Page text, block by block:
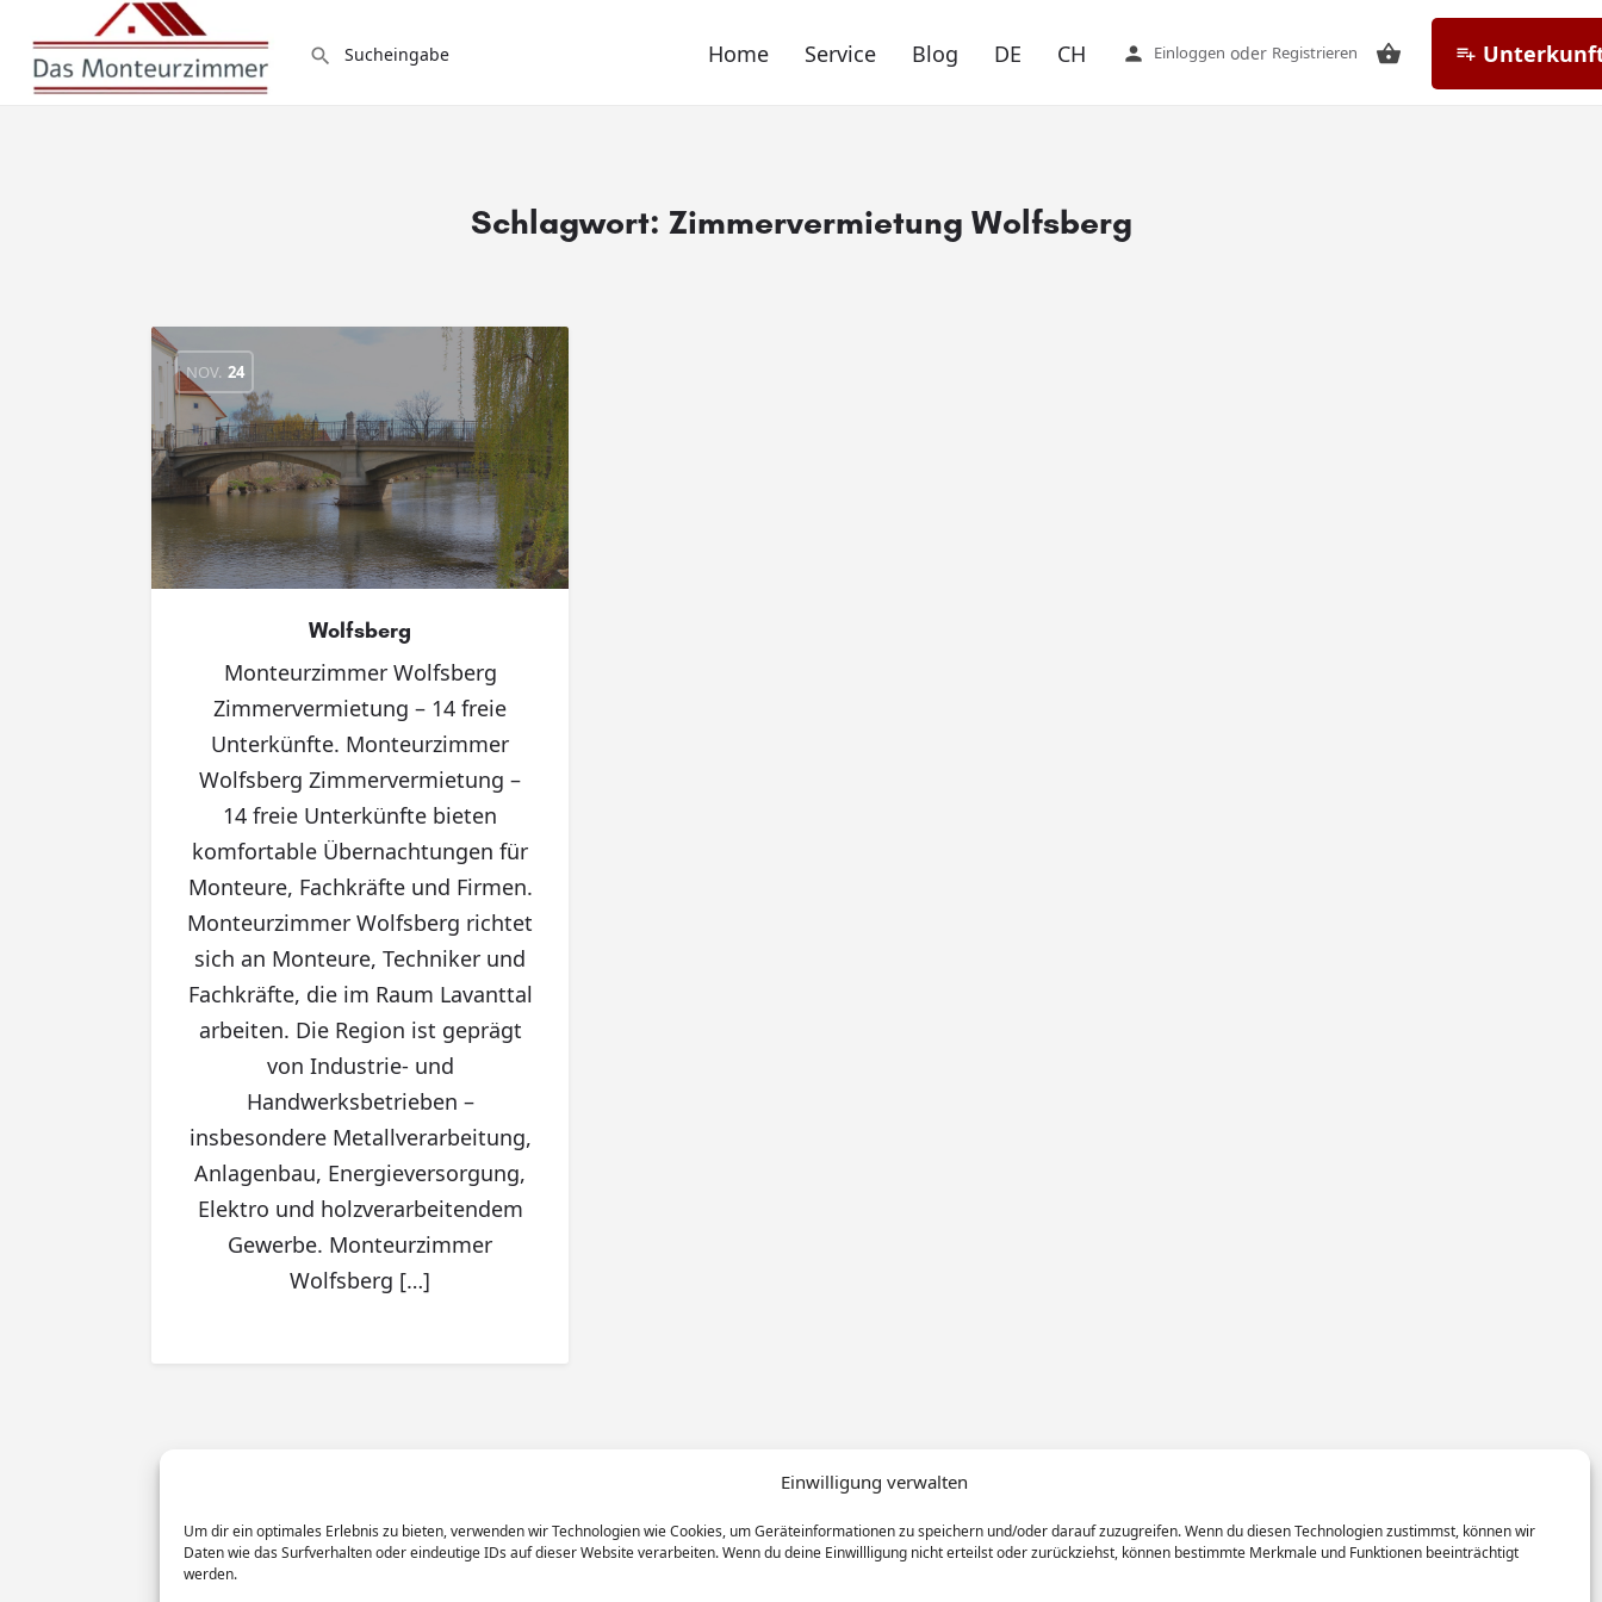
Einwilligung verwalten
Um dir ein optimales Erlebnis zu bieten, verwenden wir Technologien wie Cookies, um Geräteinformationen zu speichern und/oder darauf zuzugreifen. Wenn du diesen Technologien zustimmst, können wir
Daten wie das Surfverhalten oder eindeutige IDs auf dieser Website verarbeiten. Wenn du deine Einwillligung nicht erteilst oder zurückziehst, können bestimmte Merkmale und Funktionen beeinträchtigt
werden.
Home Service Blog DE CH Einloggen oder Registrieren
Schlagwort: Zimmervermietung Wolfsberg
NOV. 24
Wolfsberg
Monteurzimmer Wolfsberg
Zimmervermietung – 14 freie
Unterkünfte. Monteurzimmer
Wolfsberg Zimmervermietung –
14 freie Unterkünfte bieten
komfortable Übernachtungen für
Monteure, Fachkräfte und Firmen.
Monteurzimmer Wolfsberg richtet
sich an Monteure, Techniker und
Fachkräfte, die im Raum Lavanttal
arbeiten. Die Region ist geprägt
von Industrie- und
Handwerksbetrieben –
insbesondere Metallverarbeitung,
Anlagenbau, Energieversorgung,
Elektro und holzverarbeitendem
Gewerbe. Monteurzimmer
Wolfsberg […]